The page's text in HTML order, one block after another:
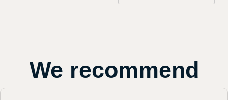
We recommend